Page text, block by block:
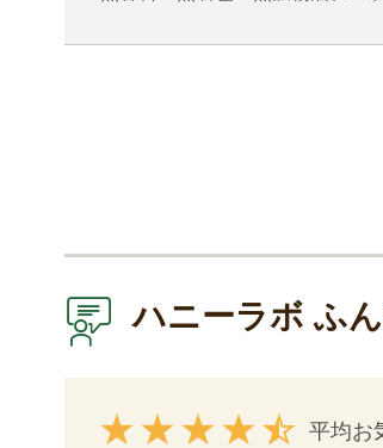
ハニーラボ ふ
平均お